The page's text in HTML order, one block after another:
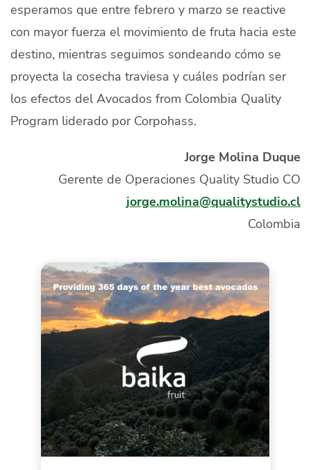
esperamos que entre febrero y marzo se reactive
con mayor fuerza el movimiento de fruta hacia este
destino, mientras seguimos sondeando cómo se
proyecta la cosecha traviesa y cuáles podrían ser
los efectos del Avocados from Colombia Quality
Program liderado por Corpohass.
Jorge Molina Duque
Gerente de Operaciones Quality Studio CO
jorge.molina@qualitystudio.cl
Colombia